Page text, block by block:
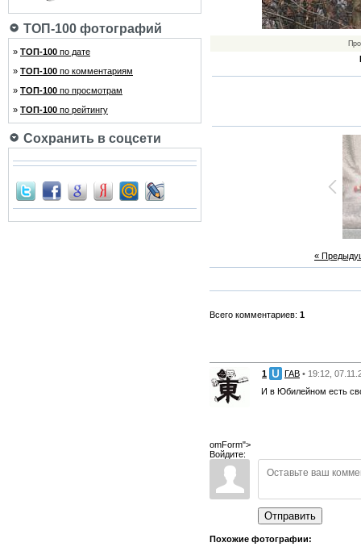
ТОП-100 фотографий
» ТОП-100 по дате
» ТОП-100 по комментариям
» ТОП-100 по просмотрам
» ТОП-100 по рейтингу
Сохранить в соцсети
«
Всего комментариев: 1
1 ГАВ • 19:12,
И в Юбилейном есть
omForm">
Войдите:
Отправить
Похожие фотографии: